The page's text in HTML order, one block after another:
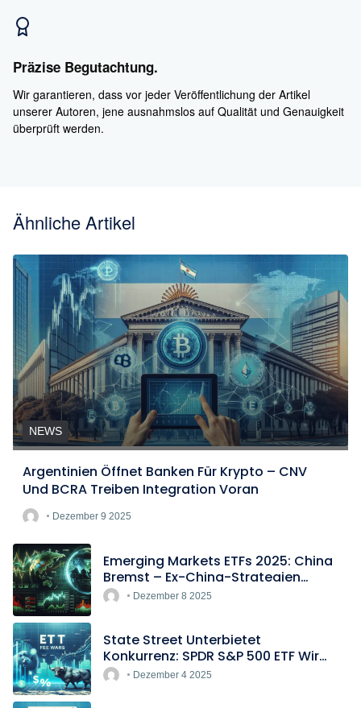
Präzise Begutachtung.
Wir garantieren, dass vor jeder Veröffentlichung der Artikel
unserer Autoren, jene ausnahmslos auf Qualität und Genauigkeit
überprüft werden.
Ähnliche Artikel
NEWS
Argentinien Öffnet Banken Für Krypto – CNV
Und BCRA Treiben Integration Voran
Dezember 9 2025
Emerging Markets ETFs 2025: China
Bremst – Ex-China-Strategien
BoomenDezember 8 2025
State Street Unterbietet
Konkurrenz: SPDR S&P 500 ETF Wird
Europas Günstigster Indextracker
Dezember 4 2025